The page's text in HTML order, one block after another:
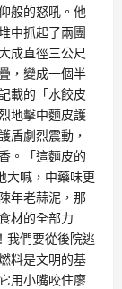
般的怒吼。他
中抓起了兩團
成直徑三公尺
，變成一個半
載的「水餃皮
地擊中麵皮護
盾劇烈震動，
。「這麵皮的
大喊，中藥味更
年老蒜泥，那
材的全部力
我們要從後院逃
料是文明的基
用小嘴咬住廖